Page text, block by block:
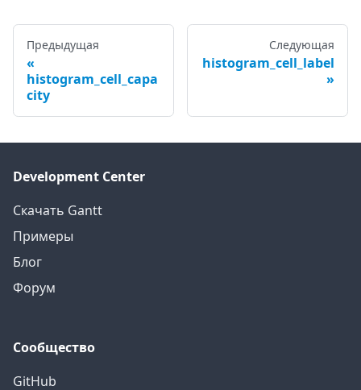
Предыдущая
histogram_cell_capa
city
Следующая
histogram_cell_label
Development Center
Скачать Gantt
Примеры
Блог
Форум
Сообщество
GitHub